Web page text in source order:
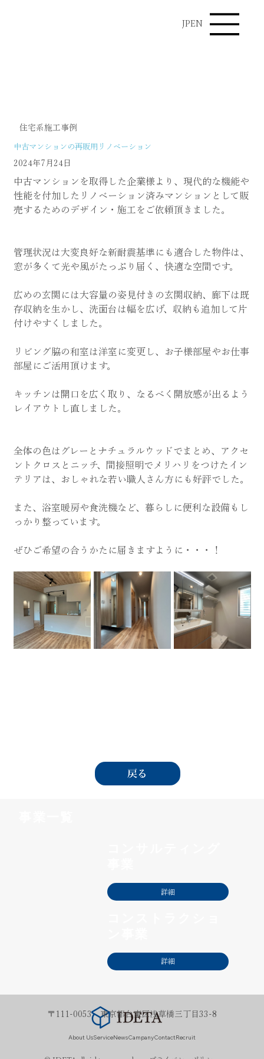
JP EN
住宅系施工事例
中古マンションの再販用リノベーション
2024年7月24日
中古マンションを取得した企業様より、現代的な機能や
性能を付加したリノベーション済みマンションとして販
売するためのデザイン・施工をご依頼頂きました。
管理状況は大変良好な新耐震基準にも適合した物件は、
窓が多くて光や風がたっぷり届く、快適な空間です。
広めの玄関には大容量の姿見付きの玄関収納、廊下は既
存収納を生かし、洗面台は幅を広げ、収納も追加して片
付けやすくしました。
リビング脇の和室は洋室に変更し、お子様部屋やお仕事
部屋にご活用頂けます。
キッチンは開口を広く取り、なるべく開放感が出るよう
レイアウトし直しました。
全体の色はグレーとナチュラルウッドでまとめ、アクセ
ントクロスとニッチ、間接照明でメリハリをつけたイン
テリアは、おしゃれな若い職人さん方にも好評でした。
また、浴室暖房や食洗機など、暮らしに便利な設備もし
っかり整っています。
ぜひご希望の合うかたに届きますように・・・！
戻る
詳細
詳細
〒111-0053 東京都台東区浅草橋三丁目33-8
About UsServiceNewsCampanyContactRecruit